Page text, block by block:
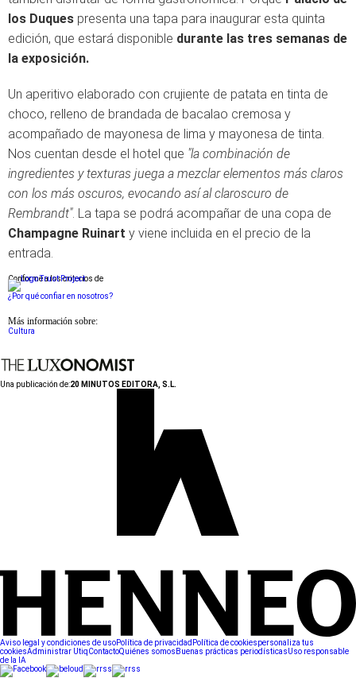
los Duques presenta una tapa para inaugurar esta quinta
edición, que estará disponible durante las tres semanas de
la exposición.
Un aperitivo elaborado con crujiente de patata en tinta de
choco, relleno de brandada de bacalao cremosa y
acompañado de mayonesa de lima y mayonesa de tinta.
Nos cuentan desde el hotel que "la combinación de
ingredientes y texturas juega a mezclar elementos más claros
con los más oscuros, evocando así al claroscuro de
Rembrandt". La tapa se podrá acompañar de una copa de
Champagne Ruinart y viene incluida en el precio de la
entrada.
Conforme a los criterios de
¿Por qué confiar en nosotros?
Más información sobre:
Cultura
Una publicación de:20 MINUTOS EDITORA, S.L.
Aviso legal y condiciones de usoPolítica de privacidad Política de cookiespersonaliza tus
cookiesAdministrar UtiqContactoQuiénes somos Buenas prácticas periodísticasUso responsable
de la IA